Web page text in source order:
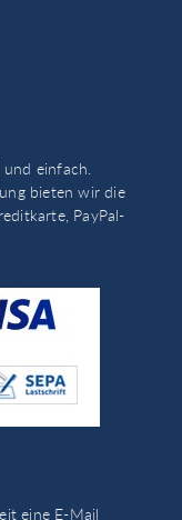
einfach.
bieten wir die
PayPal-
eine E-Mail